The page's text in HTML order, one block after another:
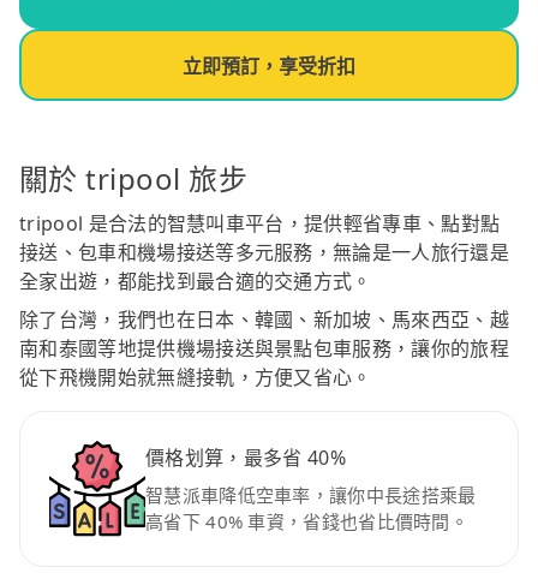
立即預訂，享受折扣
關於 tripool 旅步
tripool 是合法的智慧叫車平台，提供輕省專車、點對點
接送、包車和機場接送等多元服務，無論是一人旅行還是
全家出遊，都能找到最合適的交通方式。
除了台灣，我們也在日本、韓國、新加坡、馬來西亞、越
南和泰國等地提供機場接送與景點包車服務，讓你的旅程
從下飛機開始就無縫接軌，方便又省心。
價格划算，最多省 40%
智慧派車降低空車率，讓你中長途搭乘最
高省下 40% 車資，省錢也省比價時間。